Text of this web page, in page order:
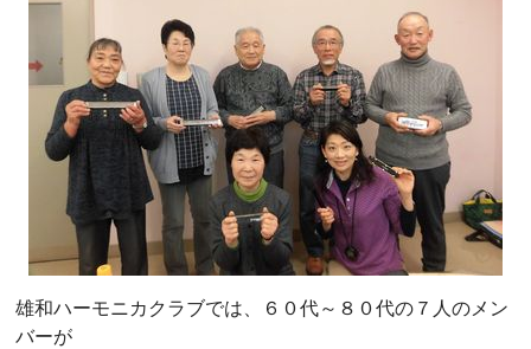
雄和ハーモニカクラブでは、６０代～８０代の７人のメン
バーが